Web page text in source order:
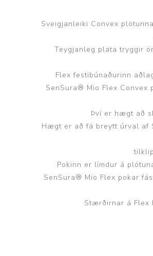
Sveigjanleiki Convex
Teygjanleg plata tryggir
Flex festibúnaðurinn
SenSura® Mio Flex
Því er hægt að
Hægt er að fá breytt úrval af
Pokinn er límdur á
SenSura® Mio Flex pokar
Stærðirnar á Flex